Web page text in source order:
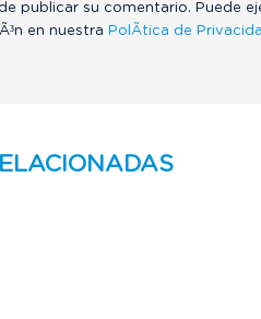
publicar su comentario. Puede
en nuestra PolÃ­tica de